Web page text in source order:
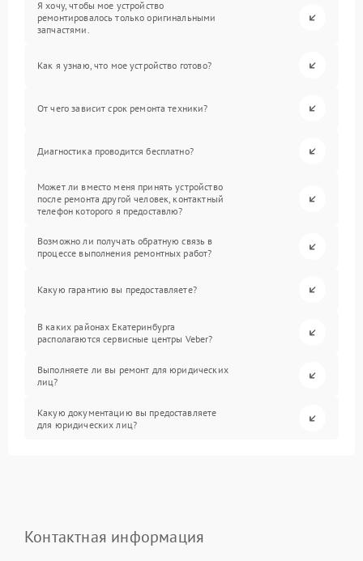
Я хочу, чтобы мое устройство
ремонтировалось только оригинальными
запчастями.
Как я узнаю, что мое устройство готово?
От чего зависит срок ремонта техники?
Диагностика проводится бесплатно?
Может ли вместо меня принять устройство
после ремонта другой человек, контактный
телефон которого я предоставлю?
Возможно ли получать обратную связь в
процессе выполнения ремонтных работ?
Какую гарантию вы предоставляете?
В каких районах Екатеринбурга
располагаются сервисные центры Veber?
Выполняете ли вы ремонт для юридических
лиц?
Какую документацию вы предоставляете
для юридических лиц?
Контактная информация